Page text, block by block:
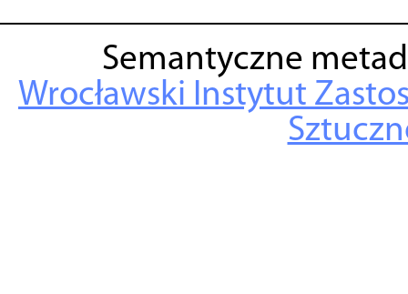
Semantyczne
Wrocławski Instytut